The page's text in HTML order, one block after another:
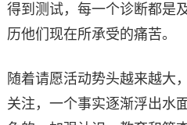
得到测试，每一个诊断都是
历他们现在所承受的痛苦。
随着请愿活动势头越来越大
关注，一个事实逐渐浮出水